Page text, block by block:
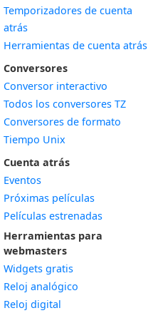
Temporizadores de cuenta
atrás
Herramientas de cuenta atrás
Conversores
Conversor interactivo
Todos los conversores TZ
Conversores de formato
Tiempo Unix
Cuenta atrás
Eventos
Próximas películas
Películas estrenadas
Herramientas para
webmasters
Widgets gratis
Reloj analógico
Reloj digital